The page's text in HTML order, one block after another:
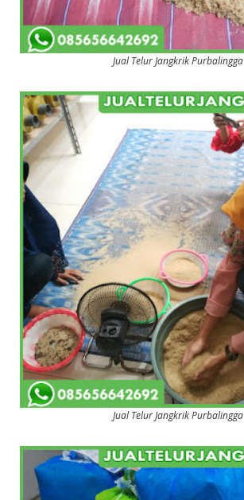
Jual Telur Jangkrik Purbalingga
Jual Telur Jangkrik Purbalingga